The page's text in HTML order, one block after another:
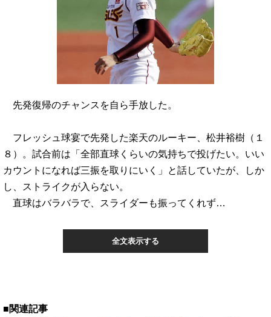
先発復帰のチャンスを自ら手放した。
フレッシュ球宴で先発した楽天のルーキー、松井裕樹（１
８）。試合前は「全部直球くらいの気持ちで投げたい。いい
カウントになれば三振を取りにいく」と話していたが、しか
し、ストライクが入らない。
直球はバラバラで、スライダーも振ってくれず…
全文表示する
■関連記事